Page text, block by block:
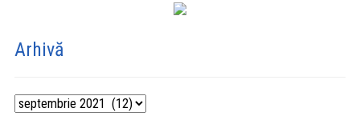
Arhivă
Arhivă